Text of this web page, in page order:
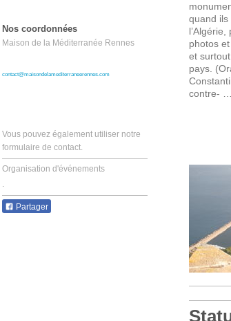
quand ils
photos
et
pays.
contre-
Nos coordonnées
Maison de la Méditerranée Rennes
contact@maisondelamediterraneerennes.com
Vous pouvez également utiliser notre
formulaire de contact.
Organisation d'événements
.
Partager